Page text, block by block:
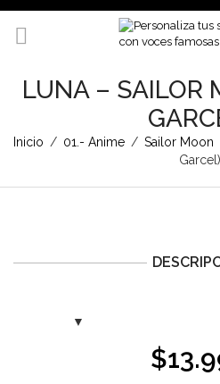
LUNA – SAILOR
Inicio / 01.- Anime / Sailor Moon
Garcel)
$